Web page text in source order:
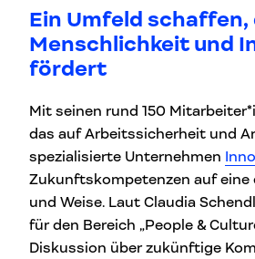
Ein Umfeld schaffen,
Menschlichkeit und
fördert
Mit seinen rund 150
das auf Arbeitssicherheit und
spezialisierte Unternehmen
Zukunftskompetenzen auf eine
und Weise. Laut Claudia
für den Bereich „People &
Diskussion über zukünftige